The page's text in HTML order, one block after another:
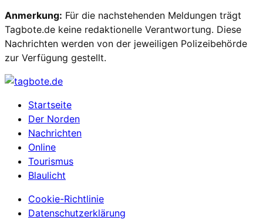
Anmerkung: Für die nachstehenden Meldungen trägt
Tagbote.de keine redaktionelle Verantwortung. Diese
Nachrichten werden von der jeweiligen Polizeibehörde
zur Verfügung gestellt.
Startseite
Der Norden
Nachrichten
Online
Tourismus
Blaulicht
Cookie-Richtlinie
Datenschutzerklärung